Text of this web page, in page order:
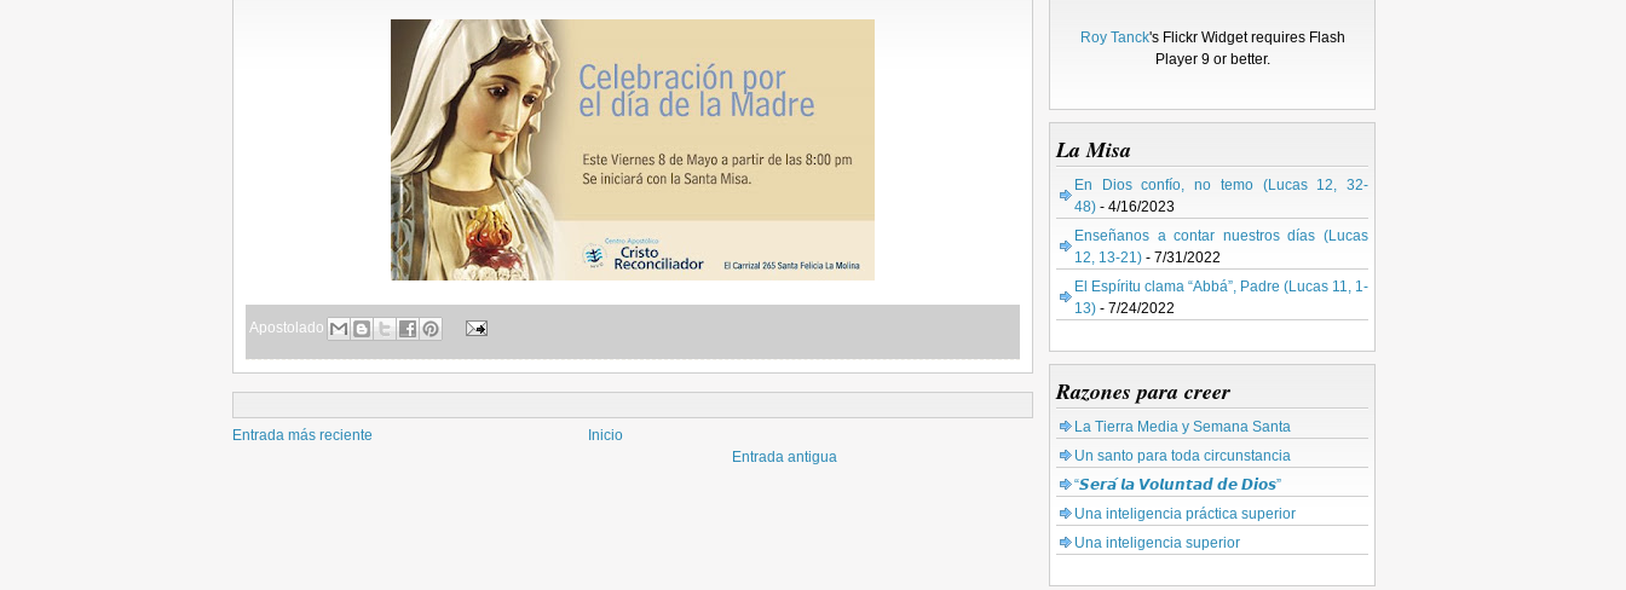
Apostolado
Entrada más reciente
Entrada antigua
Inicio
Roy Tanck's Flickr Widget requires Flash
Player 9 or better.
La Misa
En Dios confío, no temo (Lucas 12, 32-
48) - 4/16/2023
Enseñanos a contar nuestros días (Lucas
12, 13-21) - 7/31/2022
El Espíritu clama “Abbá”, Padre (Lucas 11, 1-
13) - 7/24/2022
Razones para creer
La Tierra Media y Semana Santa
Un santo para toda circunstancia
“𝙎𝙚𝙧𝙖́ 𝙡𝙖 𝙑𝙤𝙡𝙪𝙣𝙩𝙖𝙙 𝙙𝙚 𝘿𝙞𝙤𝙨”
Una inteligencia práctica superior
Una inteligencia superior